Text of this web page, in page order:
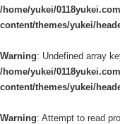
/home/yukei/
content/themes/yukei/
Warning: Undefined array
/home/yukei/
content/themes/yukei/
Warning: Attempt to read